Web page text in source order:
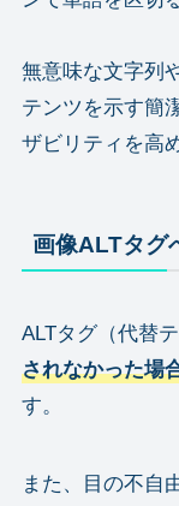
無意味な文字列
テンツを示す簡
ザビリティを高
画像ALTタグ
ALTタグ（代替
されなかった場
す。
また、目の不自